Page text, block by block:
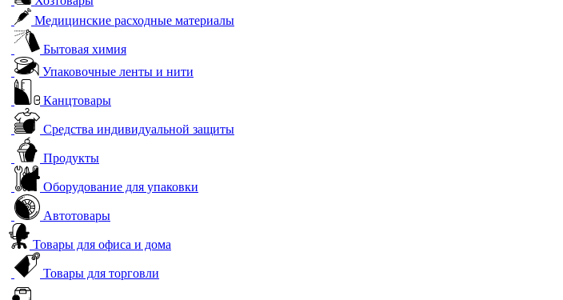
Медицинские расходные материалы
Бытовая химия
Упаковочные ленты и нити
Канцтовары
Средства индивидуальной защиты
Продукты
Оборудование для упаковки
Автотовары
Товары для офиса и дома
Товары для торговли